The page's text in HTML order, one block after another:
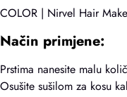
COLOR | Nirvel Hair
Način primjene:
Prstima nanesite malu
Osušite sušilom za kosu